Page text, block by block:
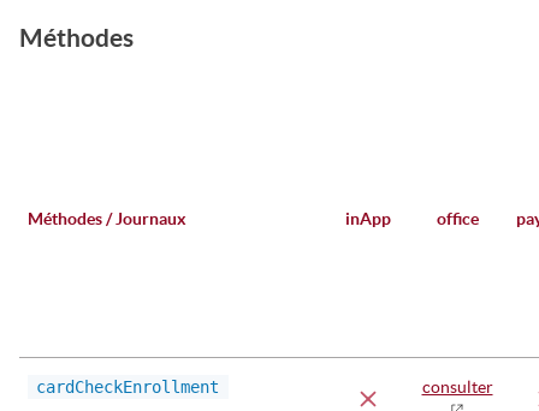
Méthodes
Méthodes / Journaux inApp office
cardCheckEnrollment consulter